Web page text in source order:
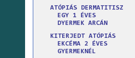
ATÓPIÁS DERMATITISZ
EGY 1 ÉVES
DYERMEK ARCÁN
KITERJEDT ATÓPIÁS
EKCÉMA 2 ÉVES
GYERMEKNÉL